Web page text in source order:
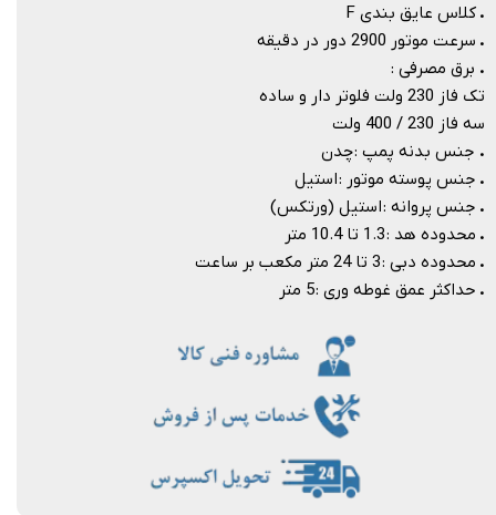
. کلاس عایق بندی F
. سرعت موتور 2900 دور در دقیقه
. برق مصرفی :
تک فاز 230 ولت فلوتر دار و ساده
سه فاز 230 / 400 ولت
. جنس بدنه پمپ : چدن
. جنس پوسته موتور : استیل
. جنس پروانه : استیل (ورتکس)
. محدوده هد : 1.3 تا 10.4 متر
. محدوده دبی : 3 تا 24 متر مکعب بر ساعت
. حداکثر عمق غوطه وری : 5 متر